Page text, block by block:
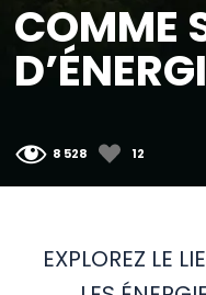
COMME
8 528 12
EXPLOREZ LE